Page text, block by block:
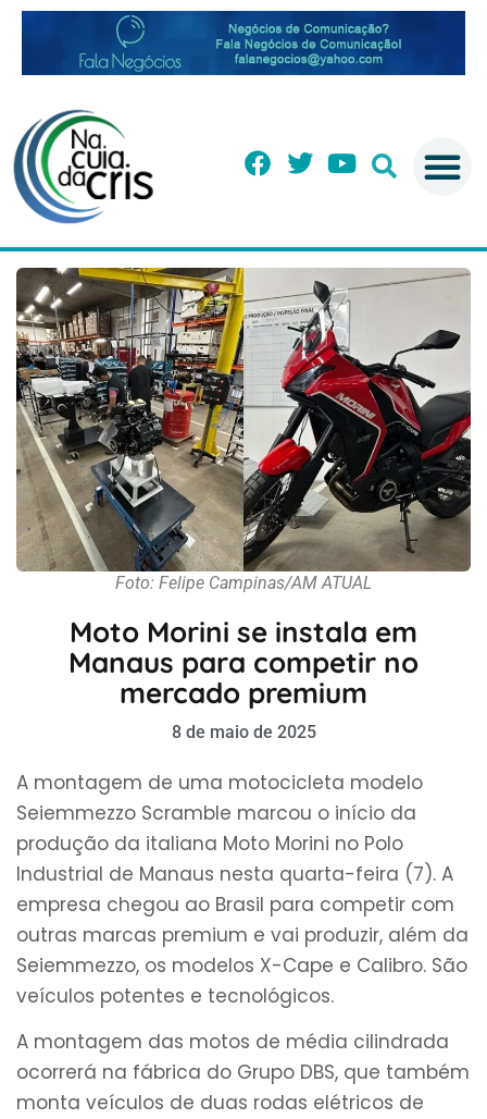
Foto: Felipe Campinas/AM ATUAL
Moto Morini se instala em
Manaus para competir no
mercado premium
8 de maio de 2025
A montagem de uma motocicleta modelo
Seiemmezzo Scramble marcou o início da
produção da italiana Moto Morini no Polo
Industrial de Manaus nesta quarta-feira (7). A
empresa chegou ao Brasil para competir com
outras marcas premium e vai produzir, além da
Seiemmezzo, os modelos X-Cape e Calibro. São
veículos potentes e tecnológicos.
A montagem das motos de média cilindrada
ocorrerá na fábrica do Grupo DBS, que também
monta veículos de duas rodas elétricos de